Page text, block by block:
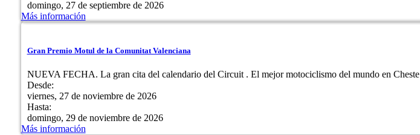
domingo, 27 de septiembre de 2026
Más información
Gran Premio Motul de la Comunitat Valenciana
NUEVA FECHA. La gran cita del calendario del Circuit . El mejor motociclismo del mundo en Cheste
Desde:
viernes, 27 de noviembre de 2026
Hasta:
domingo, 29 de noviembre de 2026
Más información